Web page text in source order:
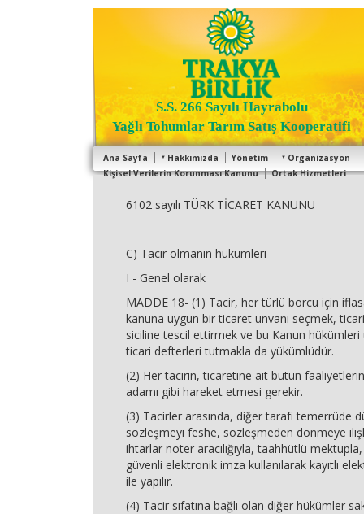
S.S. 266 Sayılı Hayrabolu
Yağlı Tohumlar Tarım Satış Kooperatifi
Ana Sayfa Hakkımızda Yönetim
Organizasyon
Kişisel Verilerin Korunması Kanunu
Ortak Hizmetleri
6102 sayılı TÜRK TİCARET KANUNU
C) Tacir olmanın hükümleri
I - Genel olarak
MADDE 18- (1) Tacir, her türlü borcu için
kanuna uygun bir ticaret unvanı seçmek,
siciline tescil ettirmek ve bu Kanun hükümleri
ticari defterleri tutmakla da yükümlüdür.
(2) Her tacirin, ticaretine ait bütün
adamı gibi hareket etmesi gerekir.
(3) Tacirler arasında, diğer tarafı temerrüde
sözleşmeyi feshe, sözleşmeden dönmeye
ihtarlar noter aracılığıyla, taahhütlü
güvenli elektronik imza kullanılarak kayıtlı
ile yapılır.
(4) Tacir sıfatına bağlı olan diğer hükümler